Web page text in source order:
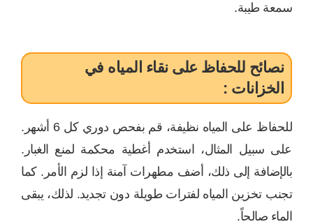
سمعة طيبة.
نصائح للحفاظ على نقاء المياه في
الخزانات :
للحفاظ على المياه نظيفة، قم بفحص دوري كل 6 أشهر.
على سبيل المثال، استخدم أغطية محكمة لمنع الغبار.
بالإضافة إلى ذلك، أضف مطهرات آمنة إذا لزم الأمر. كما
تجنب تخزين المياه لفترات طويلة دون تجديد. لذلك، يبقى
الماء صالحاً.